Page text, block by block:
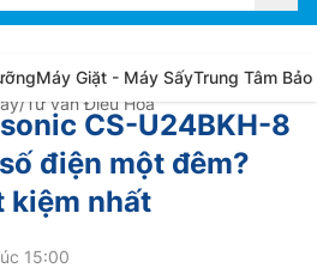
Máy Giặt - Máy SấyTrung Tâm Bảo
/Tư vấn Điều Hòa
CS-U24BKH-8
điện một đêm?
kiệm nhất
15:00